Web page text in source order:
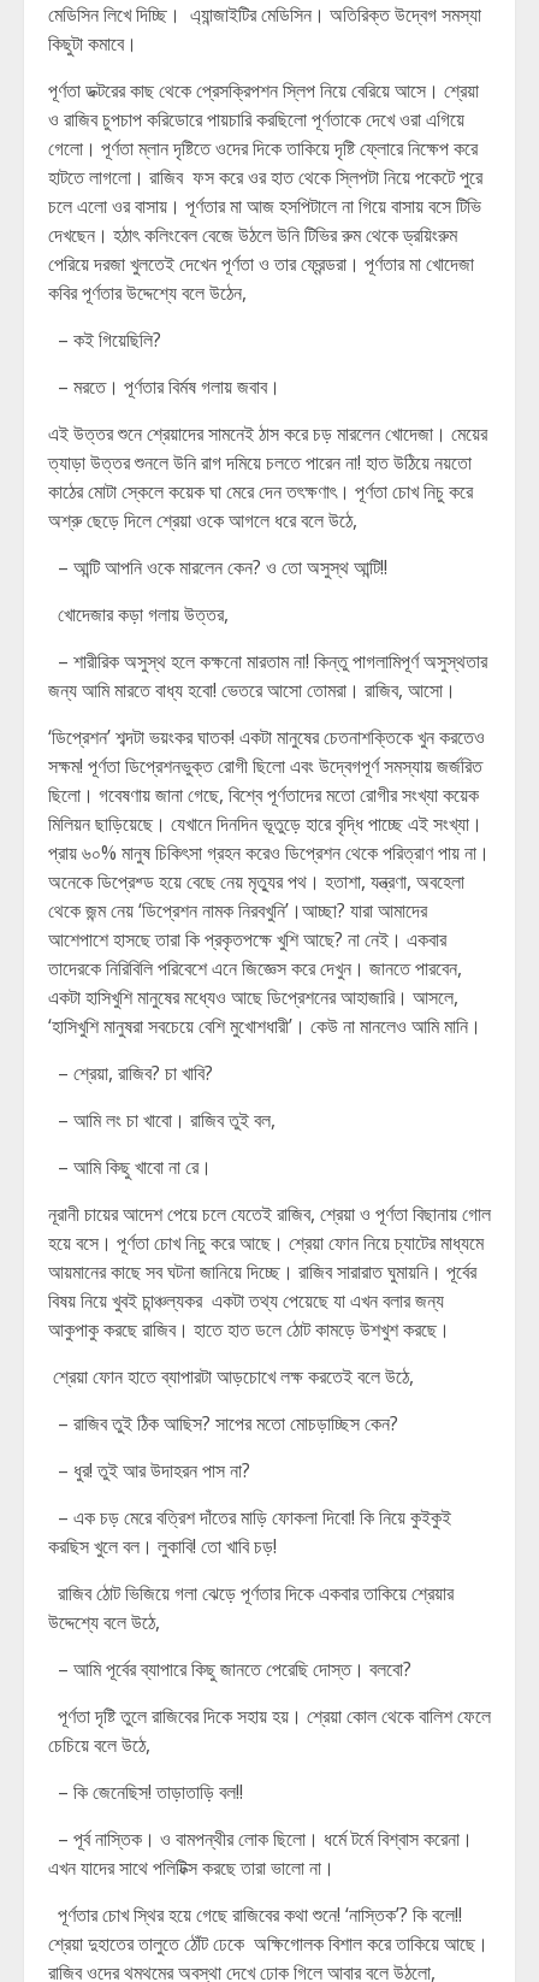
মেডিসিন লিখে দিচ্ছি। এ্যান্জাইটির মেডিসিন। অতিরিক্ত উদ্বেগ সমস্যা
কিছুটা কমাবে।
পূর্ণতা ডক্টরের কাছ থেকে প্রেসক্রিপশন স্লিপ নিয়ে বেরিয়ে আসে। শ্রেয়া
ও রাজিব চুপচাপ করিডোরে পায়চারি করছিলো পূর্ণতাকে দেখে ওরা এগিয়ে
গেলো। পূর্ণতা ম্লান দৃষ্টিতে ওদের দিকে তাকিয়ে দৃষ্টি ফ্লোরে নিক্ষেপ করে
হাটতে লাগলো। রাজিব ফস করে ওর হাত থেকে স্লিপটা নিয়ে পকেটে পুরে
চলে এলো ওর বাসায়। পূর্ণতার মা আজ হসপিটালে না গিয়ে বাসায় বসে টিভি
দেখছেন। হঠাৎ কলিংবেল বেজে উঠলে উনি টিভির রুম থেকে ড্রয়িংরুম
পেরিয়ে দরজা খুলতেই দেখেন পূর্ণতা ও তার ফ্রেন্ডরা। পূর্ণতার মা খোদেজা
কবির পূর্ণতার উদ্দেশ্যে বলে উঠেন,
– কই গিয়েছিলি?
– মরতে। পূর্ণতার বির্মষ গলায় জবাব।
এই উত্তর শুনে শ্রেয়াদের সামনেই ঠাস করে চড় মারলেন খোদেজা। মেয়ের
ত্যাড়া উত্তর শুনলে উনি রাগ দমিয়ে চলতে পারেন না! হাত উঠিয়ে নয়তো
কাঠের মোটা স্কেলে কয়েক ঘা মেরে দেন তৎক্ষণাৎ। পূর্ণতা চোখ নিচু করে
অশ্রু ছেড়ে দিলে শ্রেয়া ওকে আগলে ধরে বলে উঠে,
– আন্টি আপনি ওকে মারলেন কেন? ও তো অসুস্থ আন্টি!!
খোদেজার কড়া গলায় উত্তর,
– শারীরিক অসুস্থ হলে কক্ষনো মারতাম না! কিন্তু পাগলামিপূর্ণ অসুস্থতার
জন্য আমি মারতে বাধ্য হবো! ভেতরে আসো তোমরা। রাজিব, আসো।
‘ডিপ্রেশন’ শব্দটা ভয়ংকর ঘাতক! একটা মানুষের চেতনাশক্তিকে খুন করতেও
সক্ষম! পূর্ণতা ডিপ্রেশনভুক্ত রোগী ছিলো এবং উদ্বেগপূর্ণ সমস্যায় জর্জরিত
ছিলো। গবেষণায় জানা গেছে, বিশ্বে পূর্ণতাদের মতো রোগীর সংখ্যা কয়েক
মিলিয়ন ছাড়িয়েছে। যেখানে দিনদিন ভূতুড়ে হারে বৃদ্ধি পাচ্ছে এই সংখ্যা।
প্রায় ৬০% মানুষ চিকিৎসা গ্রহন করেও ডিপ্রেশন থেকে পরিত্রাণ পায় না।
অনেকে ডিপ্রেশ্ড হয়ে বেছে নেয় মৃত্যুর পথ। হতাশা, যন্ত্রণা, অবহেলা
থেকে জন্ম নেয় ‘ডিপ্রেশন নামক নিরবখুনি’।আচ্ছা? যারা আমাদের
আশেপাশে হাসছে তারা কি প্রকৃতপক্ষে খুশি আছে? না নেই। একবার
তাদেরকে নিরিবিলি পরিবেশে এনে জিজ্ঞেস করে দেখুন। জানতে পারবেন,
একটা হাসিখুশি মানুষের মধ্যেও আছে ডিপ্রেশনের আহাজারি। আসলে,
‘হাসিখুশি মানুষরা সবচেয়ে বেশি মুখোশধারী’। কেউ না মানলেও আমি মানি।
– শ্রেয়া, রাজিব? চা খাবি?
– আমি লং চা খাবো। রাজিব তুই বল,
– আমি কিছু খাবো না রে।
নূরানী চায়ের আদেশ পেয়ে চলে যেতেই রাজিব, শ্রেয়া ও পূর্ণতা বিছানায় গোল
হয়ে বসে। পূর্ণতা চোখ নিচু করে আছে। শ্রেয়া ফোন নিয়ে চ্যাটের মাধ্যমে
আয়মানের কাছে সব ঘটনা জানিয়ে দিচ্ছে। রাজিব সারারাত ঘুমায়নি। পূর্বের
বিষয় নিয়ে খুবই চান্ঞ্চল্যকর একটা তথ্য পেয়েছে যা এখন বলার জন্য
আকুপাকু করছে রাজিব। হাতে হাত ডলে ঠোট কামড়ে উশখুশ করছে।
শ্রেয়া ফোন হাতে ব্যাপারটা আড়চোখে লক্ষ করতেই বলে উঠে,
– রাজিব তুই ঠিক আছিস? সাপের মতো মোচড়াচ্ছিস কেন?
– ধুর! তুই আর উদাহরন পাস না?
– এক চড় মেরে বত্রিশ দাঁতের মাড়ি ফোকলা দিবো! কি নিয়ে কুইকুই
করছিস খুলে বল। লুকাবি! তো খাবি চড়!
রাজিব ঠোট ভিজিয়ে গলা ঝেড়ে পূর্ণতার দিকে একবার তাকিয়ে শ্রেয়ার
উদ্দেশ্যে বলে উঠে,
– আমি পূর্বের ব্যাপারে কিছু জানতে পেরেছি দোস্ত। বলবো?
পূর্ণতা দৃষ্টি তুলে রাজিবের দিকে সহায় হয়। শ্রেয়া কোল থেকে বালিশ ফেলে
চেচিয়ে বলে উঠে,
– কি জেনেছিস! তাড়াতাড়ি বল!!
– পূর্ব নাস্তিক। ও বামপন্থীর লোক ছিলো। ধর্মে টর্মে বিশ্বাস করেনা।
এখন যাদের সাথে পলিটিক্স করছে তারা ভালো না।
পূর্ণতার চোখ স্থির হয়ে গেছে রাজিবের কথা শুনে! ‘নাস্তিক’? কি বলে!!
শ্রেয়া দুহাতের তালুতে ঠোঁট ঢেকে অক্ষিগোলক বিশাল করে তাকিয়ে আছে।
রাজিব ওদের থমথমের অবস্থা দেখে ঢোক গিলে আবার বলে উঠলো,